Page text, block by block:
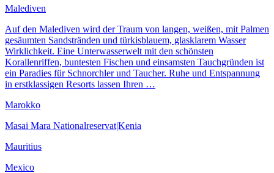
Malediven
Auf den Malediven wird der Traum von langen, weißen, mit Palmen
gesäumten Sandstränden und türkisblauem, glasklarem Wasser
Wirklichkeit. Eine Unterwasserwelt mit den schönsten
Korallenriffen, buntesten Fischen und einsamsten Tauchgründen ist
ein Paradies für Schnorchler und Taucher. Ruhe und Entspannung
in erstklassigen Resorts lassen Ihren …
Marokko
Masai Mara Nationalreservat|Kenia
Mauritius
Mexico